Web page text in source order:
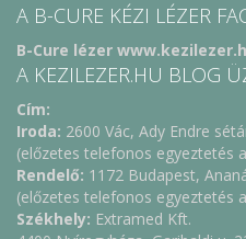
A B-CURE KÉZI LÉZER
B-Cure lézer
A KEZILEZER.HU BLOG
Cím:
Iroda: 2600 Vác, Ady Endre
(előzetes telefonos egyeztetés
Rendelő: 1172 Budapest,
(előzetes telefonos egyeztetés
Székhely: Extramed Kft.